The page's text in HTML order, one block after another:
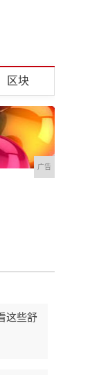
区块
广告
这些舒